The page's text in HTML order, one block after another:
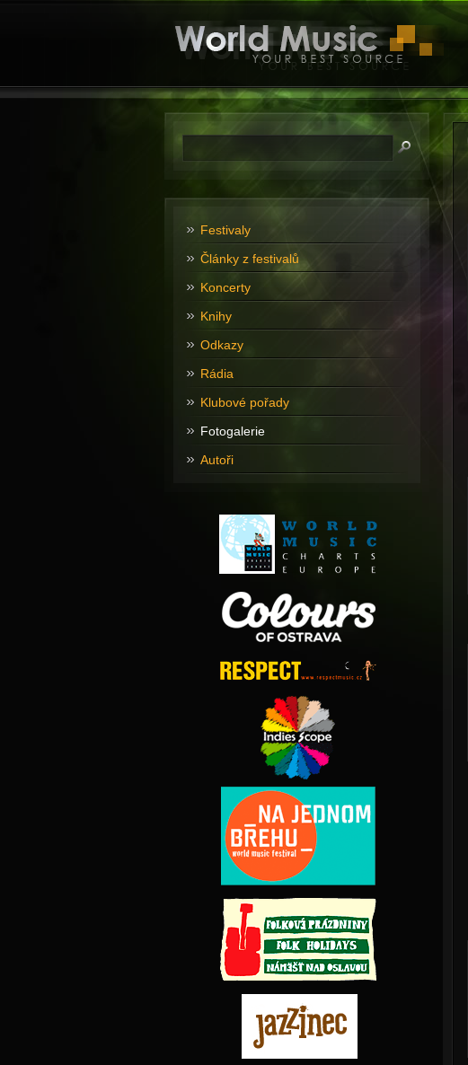
Festivaly
Články z festivalů
Koncerty
Knihy
Odkazy
Rádia
Klubové pořady
Fotogalerie
Autoři